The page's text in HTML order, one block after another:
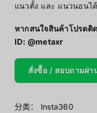
แนวตั้ง และ แนวนอนไ
หากสนใจสินค้าโปรดติ
ID: @metaxr
สั่งซื้อ / สอบถามผ่า
分类： Insta360